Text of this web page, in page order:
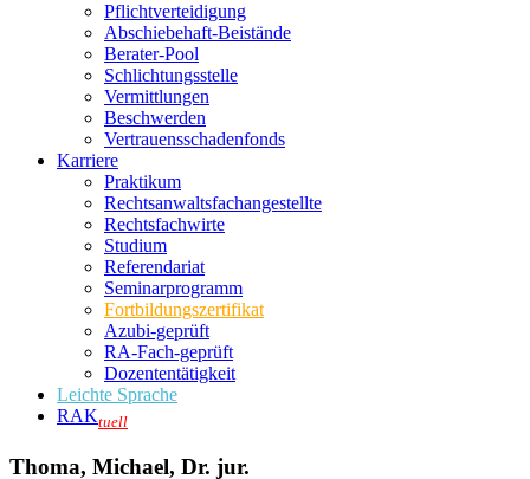
Pflichtverteidigung
Abschiebehaft-Beistände
Berater-Pool
Schlichtungsstelle
Vermittlungen
Beschwerden
Vertrauensschadenfonds
Karriere
Praktikum
Rechtsanwalts­fachangestellte
Rechtsfachwirte
Studium
Referendariat
Seminarprogramm
Fortbildungszertifikat
Azubi-geprüft
RA-Fach-geprüft
Dozententätigkeit
Leichte Sprache
RAKtuell
Thoma, Michael, Dr. jur.